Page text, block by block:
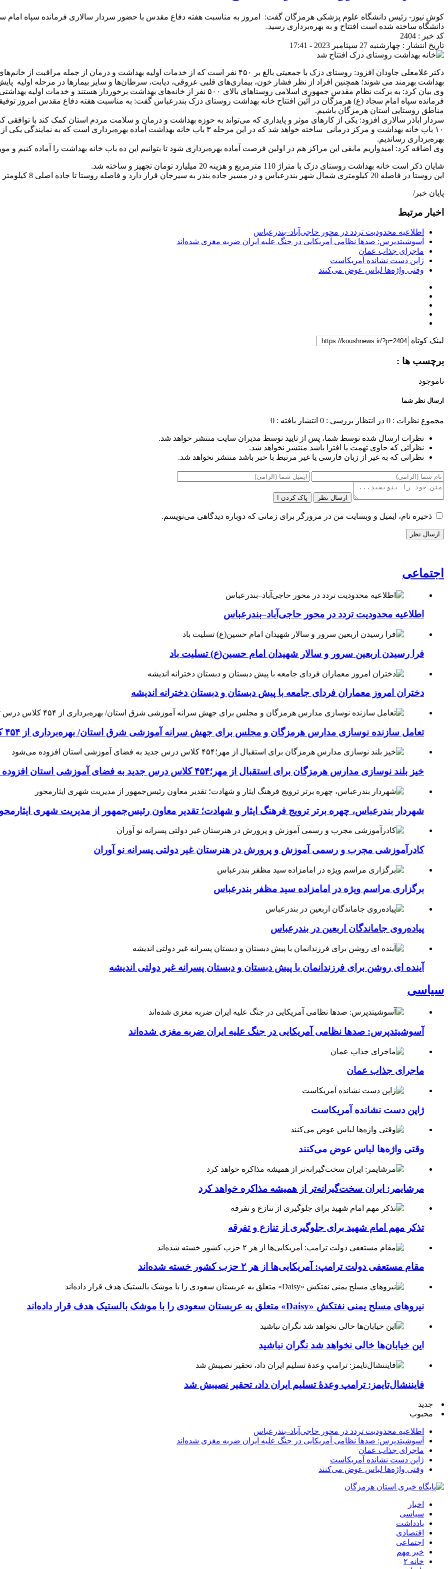
کوش نیوز- رئیس دانشگاه علوم پزشکی هرمزگان گفت: امروز به مناسبت هفته دفاع مقدس با حضور سردار سالاری فرمانده سپاه امام
دانشگاه ساخته شده است افتتاح و به بهره‌برداری رسید.
کد خبر : 2404
تاریخ انتشار : چهارشنبه 27 سپتامبر 2023 - 17:41
دکتر غلامعلی جاودان افزود: روستای دزک با جمعیتی بالغ بر ۴۵۰ نفر است که از خدمات اولیه بهداشت و
بهداشت بهرمند می شوند؛ همچنین افراد از نظر فشار خون، بیماری‌های قلبی عروقی، دیابت، سرطان‌ها و سایر بیمارها در مرحله اولیه
وی بیان کرد: به برکت نظام مقدس جمهوری اسلامی روستاهای بالای ۵۰۰ نفر از خانه‌های بهداشت برخوردار هستند و خدمات اولیه بهداشتی را با بهترین استاندارها دریافت می کنند.
مناطق روستایی استان هرمزگان باشیم.
سردار اباذر سالاری افزود: یکی از کارهای موثر و پایداری که می‌تواند به حوزه بهداشت و درمان و سلامت مردم استان کمک کند با
۱۰ باب خانه بهداشت و مرکز درمانی ساخته خواهد شد که در این مرحله ۳ باب خانه بهداشت آماده
بهره‌برداری رساندیم.
وی اضافه کرد: امیدواریم مابقی این مراکز هم در اولین فرصت آماده بهره‌برداری شود تا بتوانیم این ده باب خانه بهداشت را آماده کنیم و
شایان ذکر است خانه بهداشت روستای دزک با متراژ 110 مترمربع و هزینه 20 میلیارد تومان تجهیز و ساخته شد.
این روستا در فاصله 20 کیلومتری شمال شهر بندرعباس و در مسیر جاده بندر به سیرجان قرار دارد و فاصله روستا تا جاده اصلی 8 کیلومتر است.
پایان خبر/
اخبار مرتبط
اطلاعیه محدودیت تردد در محور حاجی‌آباد–بندرعباس
آسوشیتدپرس: صدها نظامی آمریکایی در جنگ علیه ایران ضربه مغزی شده‌اند
ماجرای جذاب عمان
ژاپن دست نشانده آمریکاست
وقتی واژه‌ها لباس عوض می‌کنند
لینک کوتاه
برچسب ها :
ناموجود
ارسال نظر شما
مجموع نظرات : 0 در انتظار بررسی : 0 انتشار یافته : 0
نظرات ارسال شده توسط شما، پس از تایید توسط مدیران سایت منتشر خواهد شد.
نظراتی که حاوی تهمت یا افترا باشد منتشر نخواهد شد.
نظراتی که به غیر از زبان فارسی یا غیر مرتبط با خبر باشد منتشر نخواهد شد.
ارسال نظر پاک کردن !
ذخیره نام، ایمیل و وبسایت من در مرورگر برای زمانی که دوباره دیدگاهی می‌نویسم.
اجتماعی
اطلاعیه محدودیت تردد در محور حاجی‌آباد–بندرعباس
فرا رسیدن اربعین سرور و سالار شهیدان امام حسین(ع) تسلیت باد
دختران امروز معماران فردای جامعه با پیش دبستان و دبستان دخترانه اندیشه
تعامل سازنده نوسازی مدارس هرمزگان و مجلس برای جهش سرانه آموزشی شرق استان/ بهره‌برداری از ۴۵۴ کلاس درس تا مهرماه
خیز بلند نوسازی مدارس هرمزگان برای استقبال از مهر؛۴۵۴ کلاس درس جدید به فضای آموزشی استان افزوده می‌شود
شهردار بندرعباس، چهره برتر ترویج فرهنگ ایثار و شهادت؛ تقدیر معاون رئیس‌جمهور از مدیریت شهری
کادرآموزشی مجرب و رسمی آموزش و پرورش در هنرستان غیر دولتی پسرانه نو آوران
برگزاری مراسم ویژه در امامزاده سید مظفر بندرعباس
پیاده‌روی جاماندگان اربعین در بندرعباس
آینده ای روشن برای فرزندانمان با پیش دبستان و دبستان پسرانه غیر دولتی اندیشه
سیاسی
آسوشیتدپرس: صدها نظامی آمریکایی در جنگ علیه ایران ضربه مغزی شده‌اند
ماجرای جذاب عمان
ژاپن دست نشانده آمریکاست
وقتی واژه‌ها لباس عوض می‌کنند
مرشایمر: ایران سخت‌گیرانه‌تر از همیشه مذاکره خواهد کرد
تذکر مهم امام شهید برای جلوگیری از تنازع و تفرقه
مقام مستعفی دولت ترامپ: آمریکایی‌ها از هر ۲ حزب کشور خسته شده‌اند
نیروهای مسلح یمنی نفتکش «Daisy» متعلق به عربستان سعودی را با موشک بالستیک هدف قرار داده‌اند
این خیابان‌ها خالی نخواهد شد نگران نباشید
فایننشال‌تایمز: ترامپ وعدۀ تسلیم ایران داد، تحقیر نصیبش شد
جدید
محبوب
اطلاعیه محدودیت تردد در محور حاجی‌آباد–بندرعباس
آسوشیتدپرس: صدها نظامی آمریکایی در جنگ علیه ایران ضربه مغزی شده‌اند
ماجرای جذاب عمان
ژاپن دست نشانده آمریکاست
وقتی واژه‌ها لباس عوض می‌کنند
اخبار
سیاسی
یادداشت
اقتصادی
اجتماعی
خبر مهم
خانه ۲